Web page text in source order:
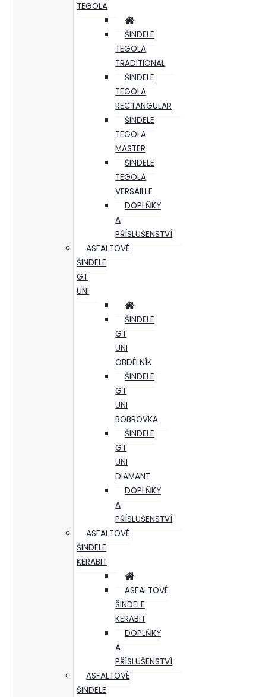
TEGOLA
ŠINDELE
TEGOLA
TRADITIONAL
ŠINDELE
TEGOLA
RECTANGULAR
ŠINDELE
TEGOLA
MASTER
ŠINDELE
TEGOLA
VERSAILLE
DOPLŇKY
A
PŘÍSLUŠENSTVÍ
ASFALTOVÉ
ŠINDELE
GT
UNI
ŠINDELE
GT
UNI
OBDÉLNÍK
ŠINDELE
GT
UNI
BOBROVKA
ŠINDELE
GT
UNI
DIAMANT
DOPLŇKY
A
PŘÍSLUŠENSTVÍ
ASFALTOVÉ
ŠINDELE
KERABIT
ASFALTOVÉ
ŠINDELE
KERABIT
DOPLŇKY
A
PŘÍSLUŠENSTVÍ
ASFALTOVÉ
ŠINDELE